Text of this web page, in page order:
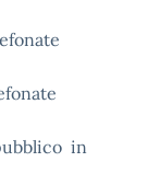
in